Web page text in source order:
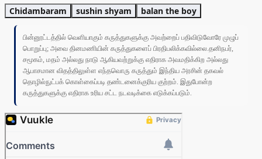
Chidambaram sushin shyam balan the boy
பின்னூட்டத்தில் வெளியாகும் கருத்துகளுக்கு அவற்றைப் பதிவிடுவோரே முழுப்
பொறுப்பு; அவை தினமணியின் கருத்துகளைப் பிரதிபலிக்கவில்லை.தனிநபர்,
சமூகம், மதம் அல்லது நாடு ஆகியவற்றுக்கு எதிராக அவமதிக்கிற அல்லது
ஆபாசமான விதத்திலுள்ள எந்தவொரு கருத்தும் இந்திய அரசின் தகவல்
தொழில்நுட்பக் கொள்கைப்படி தண்டனைக்குரிய குற்றம். இதுபோன்ற
கருத்துகளுக்கு எதிராக உரிய சட்ட நடவடிக்கை எடுக்கப்படும்.